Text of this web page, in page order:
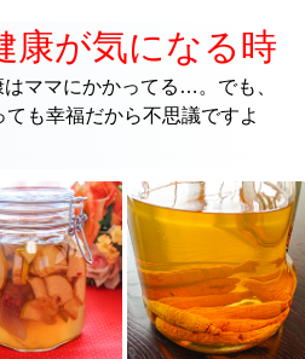
康が気になる時
ママにかかってる…。でも、
ても幸福だから不思議ですよ